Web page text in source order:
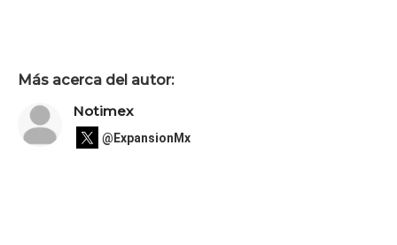
Más acerca del autor:
Notimex
@ExpansionMx